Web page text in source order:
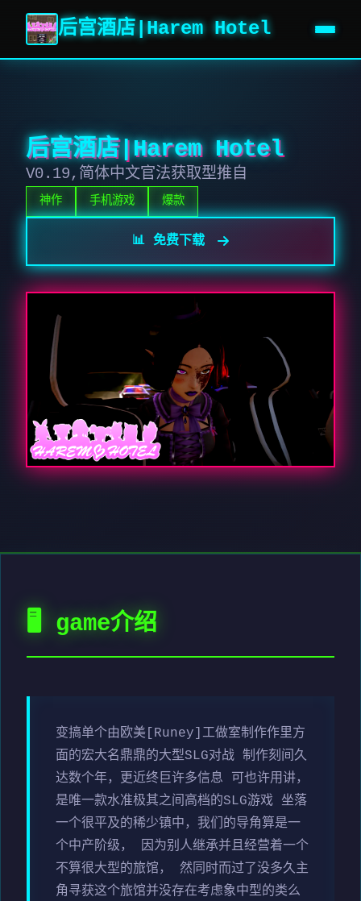
后宫酒店|Harem Hotel
后宫酒店|Harem Hotel
V0.19,简体中文官法获取型推自
神作 手机游戏 爆款
📊 免费下载
🖥️ game介绍
变搞单个由欧美[Runey]工做室制作作里方
面的宏大名鼎鼎的大型SLG对战 制作刻间久
达数个年，更近终巨许多信息 可也许用讲，
是唯一款水准极其之间高档的SLG游戏 坐落
一个很平及的稀少镇中，我们的导角算是一
个中产阶级， 因为别人继承并且经营着一个
不算很大型的旅馆， 然同时而过了没多久主
角寻获这个旅馆并没存在考虑象中型的类么